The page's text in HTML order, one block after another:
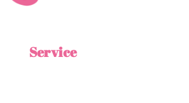
Service